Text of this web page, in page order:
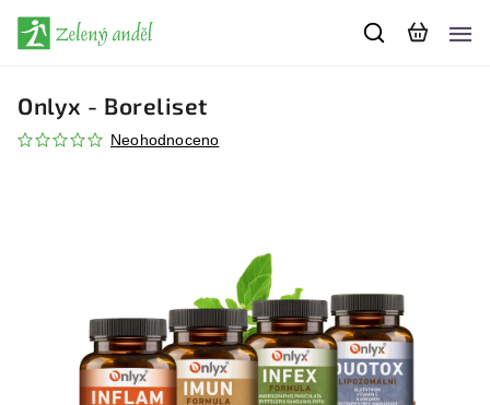
Onlyx - Boreliset
Neohodnoceno